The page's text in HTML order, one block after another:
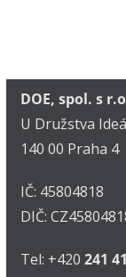
DOE, spol. s
U Družstva
140 00 Praha 4
IČ: 45804818
DIČ:
Tel: +420 241